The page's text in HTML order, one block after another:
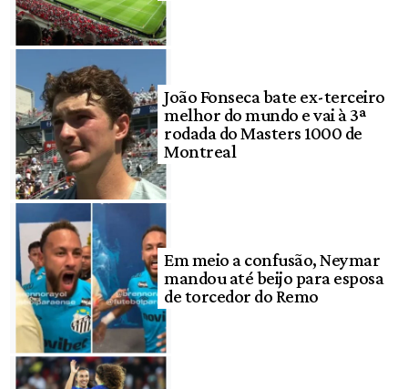
João Fonseca bate ex-terceiro
melhor do mundo e vai à 3ª
rodada do Masters 1000 de
Montreal
Em meio a confusão, Neymar
mandou até beijo para esposa
de torcedor do Remo